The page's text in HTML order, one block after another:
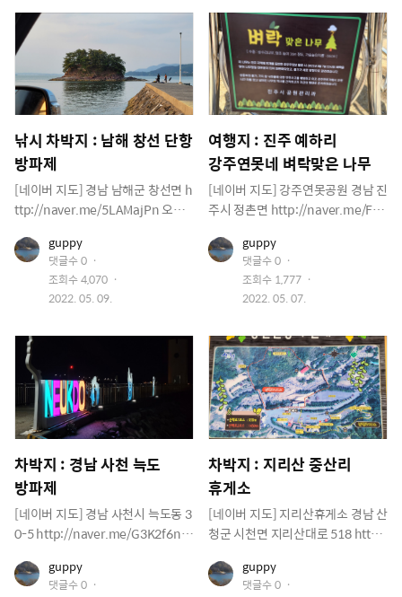
대고 한참을 짐을 싸서 와야됩니다.
구르마는 필수인거죠 그래서 그런
지 여긴 사람이 다소 적네요 한적하
게 즐길수 있을거 같아요 항구 입구
에 있는 화장실 입니다. 요기를 중심
으로 우측으로 가게되면 흰등대 방
파제 가서 낚시를 하구요 왼쪽으로
가면 빨간등대가 있는 방파제가 있
고 가는길에 공원으로 되어 있고 차
박하기도 좋은곳이 나옵니다. 차박
지를 찾으시는 분들은 한번쯤 둘러
보시는것도 좋을거 같네요 추천드
립니다.
도 하고 낚시도 가능한 곳이네요 편
하게 여유를 즐길수 있는곳 입니다.
는 살려 주고 고양이 밥도 주고 저 고
양이들 저만 따라다님 ㅋㅋ 12시가
넘어가서 대충 몇마리만 회로 만들
어 봄니다. 엇그제 마트에서산 스카
치블루도 꺼네 놓구요 여유롭게 먹
위해서 후다닥 자야 겠어요 볼락회
를 먹어 보신분은 아실거에요 회맛
최고 ㅋㅋ 잇지못해 또 가는 거죠 다
음에도 고고싱~
일
차량과 텐트및 캠핑카로 주차할데
가 없네요 그래서 저는 매립지 쪽에
는 들어 가지도 못하고 입구쪽에 있
는 방파제 막아 놓은데 앞에서 차박
낚시 시작해 봄니다 바람이 불어서
워먹고 밥먹고 막걸리 한잔하며 테
비 보고 간간이 낚시 도 하고 여유를
즐겨 봄니다. 예전에 알리에서산 까
스등을 켜봤어요 날이 더우면 이것
도 켤수가 없어요 이쁨니다. 분위기
좋네요
일
낚시 차박지 : 남해 창선 단항
방파제
[네이버 지도] 경남 남해군 창선면 h
ttp://naver.me/5LAMajPn 오늘
는곳 왔습니다. 여긴 남해 창선 단항
마을 아래쪽 방파제 3개중에 한곳입
니다. 가운데 방파제가 공사를 하여
사람 키높이 벽이 생겨서 낚시 하기
많이 잡았던 포인터 인데 아쉽네요
여긴 공사 안해서 낚시하기 좋습니
다. 입구에 주차를 하시면 되는데 10
대 정도 주차 가능하고 바로옆에 텐
트 치시는 분도 있습니다. 쓰레기는
방파제 처럼 됩니다. 지키 셔야 됩니
다. 차창 밖의 뷰가 장난 아님 ㅋㅋ
건너편이 남해 설천 정도 되겠네요
그동네도 놀만한데 많아요 다음에
소개해 드릴게요 방파제 끝에서 낚
시하는 분이 뭘 잡았는지 기뻐 하네
요 어두워 지니 분위기 좋습니다. 한
유
저
guppy
댓글수0
조회수4,070
작
일
2022. 05. 09.
여행지 : 진주 예하리
강주연못네 벼락맞은 나무
[네이버 지도] 강주연못공원 경남 진
주시 정촌면 http://naver.me/FC
했습니다. 벼락에 맞고도 생존한 나
무가 액운을 물리치는 영험한 기운
이 있다는 설 때문에 호기심을 갖고
이 나무를 보러 온사람들이 많네요
반짝거리네요 옆에서 검색 하더니
만 벼락맞은 나무가 단단해서 여러
가지 재료로 많이 쓴데요 둘째가 새
총 만들고 십다네 ㅋㅋ 연못에 거북
이가 빼꼼히 일광욕 하네요 개구리
여름되면 연꽃보러도 와야 겠어요
주차장에 차박하시는 분도 보이네
요
유
저
guppy
댓글수0
조회수 1,777
작
일
2022. 05. 07.
차박지 : 경남 사천 늑도
방파제
[네이버 지도] 경남 사천시 늑도동 3
0-5 http://naver.me/G3K2f6nl
니다. 낚시하러도 많이 찾는 곳이구
요 사천에서 아름다운 보물섬인 남
유
저
guppy
댓글수0
차박지 : 지리산 중산리
휴게소
[네이버 지도] 지리산휴게소 경남 산
청군 시천면 지리산대로 518 htt
중산리쪽으로 올라가기전 휴게소
주차장입니다. 계곡쪽으로 주차를
유
저
guppy
댓글수0